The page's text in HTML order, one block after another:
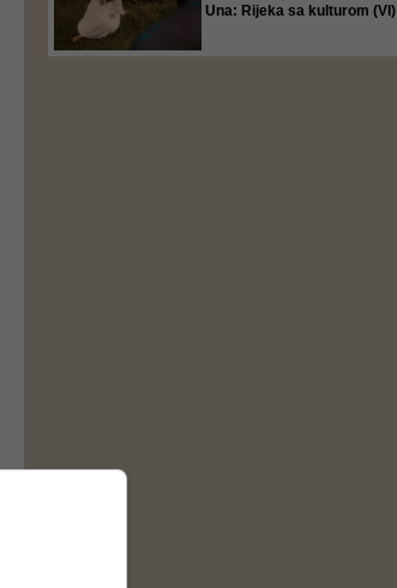
Una: Rijeka sa kulturom (VI)